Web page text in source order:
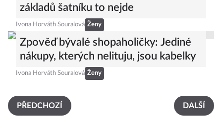
základů šatníku to nejde
Ivona Horváth Souralová Ženy
Zpověď bývalé shopaholičky: Jediné
nákupy, kterých nelituju, jsou kabelky
Ivona Horváth Souralová Ženy
PŘEDCHOZÍ DALŠÍ